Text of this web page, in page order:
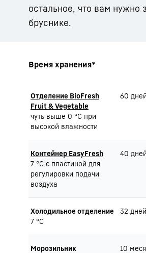
остальное, что вам нужно
бруснике.
Время хранения*
Отделение BioFresh
Fruit & Vegetable
чуть выше 0 °C при
высокой влажности
60 дней
Контейнер EasyFresh
7 °C с пластиной для
регулировки подачи
воздуха
40 дней
Холодильное отделение
7 °C
32 дней
Морозильник
10